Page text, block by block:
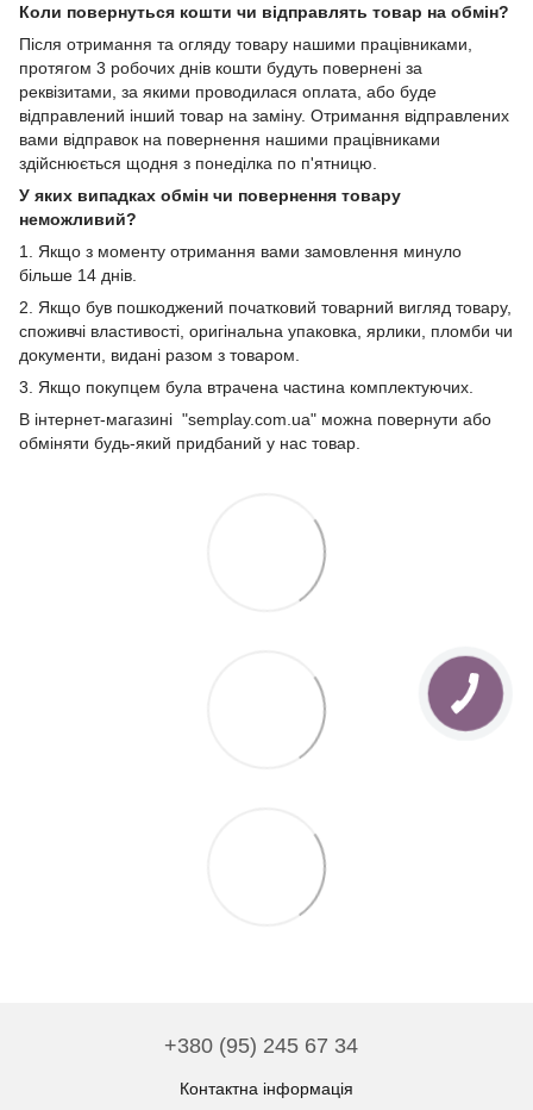
Коли повернуться кошти чи відправлять товар на обмін?
Після отримання та огляду товару нашими працівниками,
протягом 3 робочих днів кошти будуть повернені за
реквізитами, за якими проводилася оплата, або буде
відправлений інший товар на заміну. Отримання відправлених
вами відправок на повернення нашими працівниками
здійснюється щодня з понеділка по п'ятницю.
У яких випадках обмін чи повернення товару
неможливий?
1. Якщо з моменту отримання вами замовлення минуло
більше 14 днів.
2. Якщо був пошкоджений початковий товарний вигляд товару,
споживчі властивості, оригінальна упаковка, ярлики, пломби чи
документи, видані разом з товаром.
3. Якщо покупцем була втрачена частина комплектуючих.
В інтернет-магазині "semplay.com.ua" можна повернути або
обміняти будь-який придбаний у нас товар.
+380 (95) 245 67 34
Контактна інформація